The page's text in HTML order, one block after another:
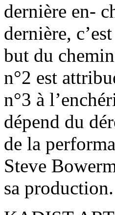
dernière en-
dernière,
but du
n°2 est
n°3 à
dépend du
de la
Steve
sa production.